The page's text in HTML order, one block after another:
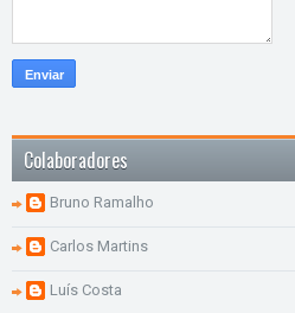
Colaboradores
Bruno Ramalho
Carlos Martins
Luís Costa